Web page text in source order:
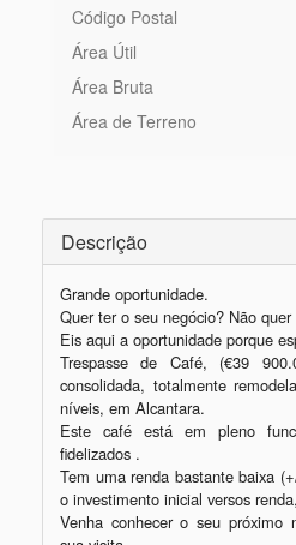
Código Postal
Área Útil
Área Bruta
Área de Terreno
Descrição
Grande oportunidade.
Quer ter o seu negócio? Não
Eis aqui a oportunidade porque
Trespasse de Café, (€39
consolidada, totalmente
níveis, em Alcantara.
Este café está em pleno
fidelizados .
Tem uma renda bastante baixa
o investimento inicial versos
Venha conhecer o seu próximo